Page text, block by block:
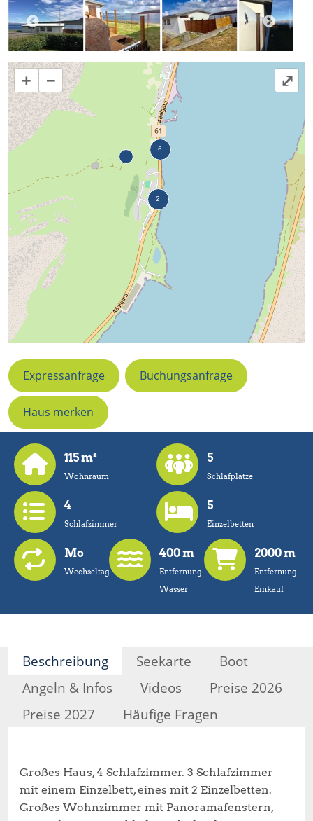
⤢
+ −
Expressanfrage Buchungsanfrage
Haus merken
115 m²
Wohnraum
5
Schlafplätze
4
Schlafzimmer
5
Einzelbetten
Mo
Wechseltag
400 m
Entfernung
Wasser
2000 m
Entfernung
Einkauf
Beschreibung Seekarte
Boot
Angeln & Infos
Videos
Preise 2026
Preise 2027
Häufige Fragen
Großes Haus, 4 Schlafzimmer. 3 Schlafzimmer
mit einem Einzelbett, eines mit 2 Einzelbetten.
Großes Wohnzimmer mit Panoramafenstern,